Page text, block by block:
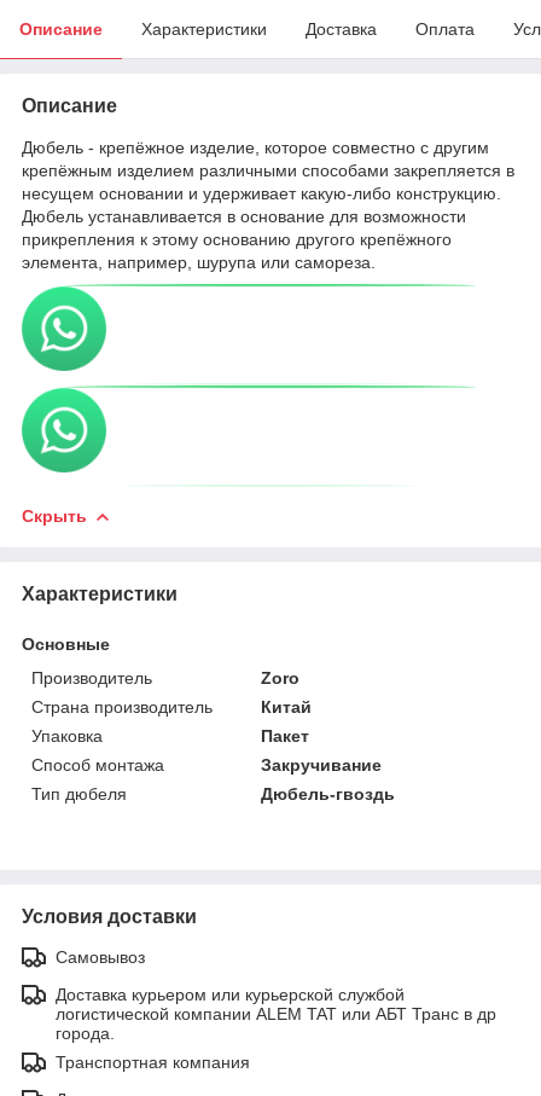
Описание Характеристики Доставка Оплата
Описание
Дюбель - крепёжное изделие, которое совместно с другим
крепёжным изделием различными способами закрепляется в
несущем основании и удерживает какую-либо конструкцию.
Дюбель устанавливается в основание для возможности
прикрепления к этому основанию другого крепёжного
элемента, например, шурупа или самореза.
Скрыть
Характеристики
Основные
Производитель
Zoro
Страна производитель
Китай
Упаковка
Пакет
Способ монтажа
Закручивание
Тип дюбеля
Дюбель-гвоздь
Условия доставки
Самовывоз
Доставка курьером или курьерской службой
логистической компании ALEM TAT или АБТ Транс в др
города.
Транспортная компания